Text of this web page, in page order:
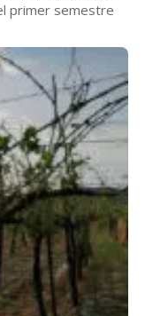
primer semestre